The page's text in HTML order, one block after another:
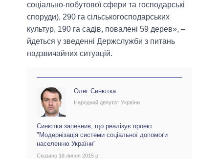
соціально-побутової сфери та господарські
споруди), 290 га сільськогосподарських
культур, 190 га садів, повалені 59 дерев», –
йдеться у зведенні Держслужби з питань
надзвичайних ситуацій.
Олег Синютка
Народний депутат України
Синютка запевнив, що реалізує проект
"Модернізація системи соціальної допомоги
населенню України"
Сказано 18 липня 2015 р.